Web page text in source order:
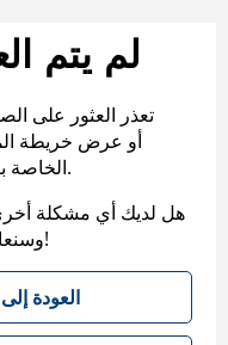
لم يتم
تعذر العثور على
الخاصة بنا لمساعدتك في العثور على ما تريد.
هل لديك أي مشكلة
وسنعاود التواصل معك. شكرًا على صبرك!
العودة